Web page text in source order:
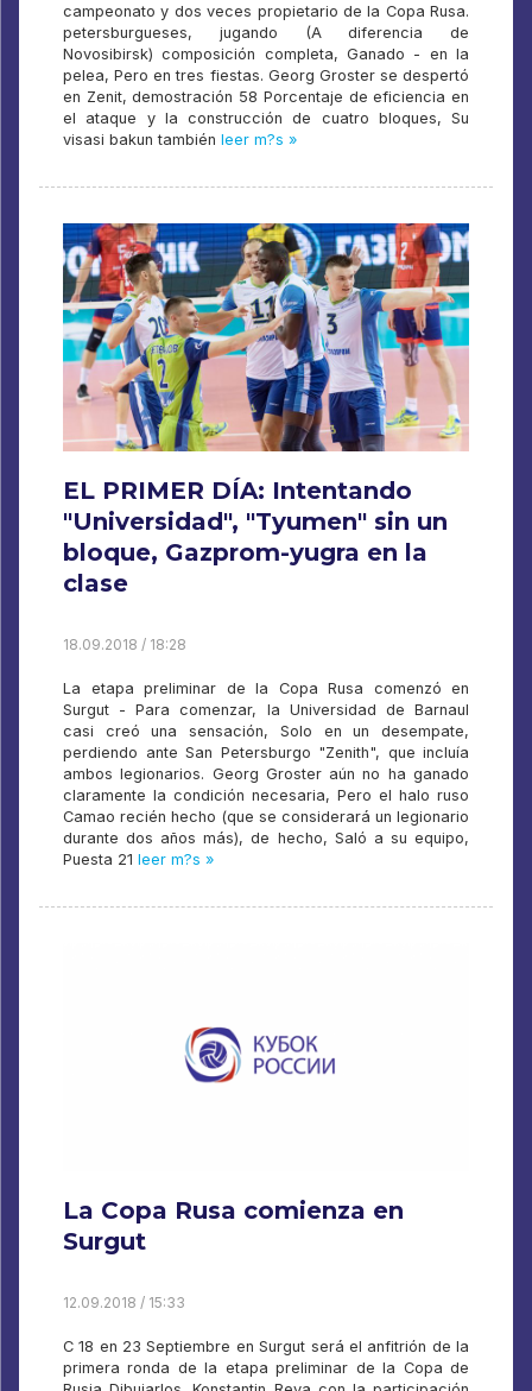
campeonato y dos veces propietario de la Copa Rusa.
petersburgueses, jugando (A diferencia de
Novosibirsk) composición completa, Ganado - en la
pelea, Pero en tres fiestas. Georg Groster se despertó
en Zenit, demostración 58 Porcentaje de eficiencia en
el ataque y la construcción de cuatro bloques, Su
visasi bakun también leer m?s »
EL PRIMER DÍA: Intentando
"Universidad", "Tyumen" sin un
bloque, Gazprom-yugra en la
clase
18.09.2018 / 18:28
La etapa preliminar de la Copa Rusa comenzó en
Surgut - Para comenzar, la Universidad de Barnaul
casi creó una sensación, Solo en un desempate,
perdiendo ante San Petersburgo "Zenith", que incluía
ambos legionarios. Georg Groster aún no ha ganado
claramente la condición necesaria, Pero el halo ruso
Camao recién hecho (que se considerará un legionario
durante dos años más), de hecho, Saló a su equipo,
Puesta 21 leer m?s »
La Copa Rusa comienza en
Surgut
12.09.2018 / 15:33
C 18 en 23 Septiembre en Surgut será el anfitrión de la
primera ronda de la etapa preliminar de la Copa de